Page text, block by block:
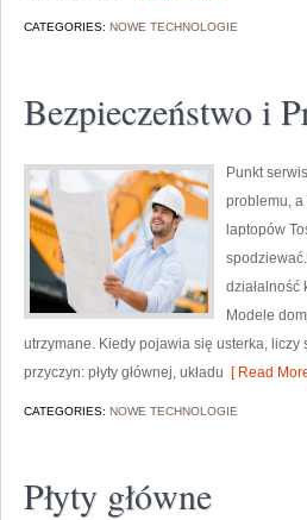
CATEGORIES: NOWE TECHNOLOGIE
Bezpieczeństwo i
Punkt
problemu,
laptopów
działalność
Modele
utrzymane. Kiedy pojawia się usterka, liczy
przyczyn: płyty głównej, układu [ Read
CATEGORIES: NOWE TECHNOLOGIE
Płyty główne